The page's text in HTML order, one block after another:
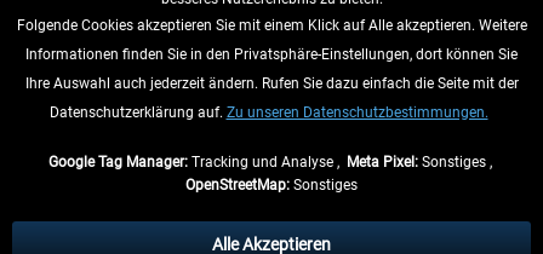
VERTRAG WIDERRUFEN
INFORMATIONEN
anders beschrieben.
Folgende Cookies akzeptieren Sie mit einem Klick auf Alle akzeptieren. Weitere
Informationen finden Sie in den Privatsphäre-Einstellungen, dort können Sie
Ihre Auswahl auch jederzeit ändern. Rufen Sie dazu einfach die Seite mit der
Datenschutzerklärung auf. Zu unseren Datenschutzbestimmungen.
Google Tag Manager:Tracking und Analyse , Meta Pixel:Sonstiges ,
OpenStreetMap: Sonstiges
Alle Akzeptieren